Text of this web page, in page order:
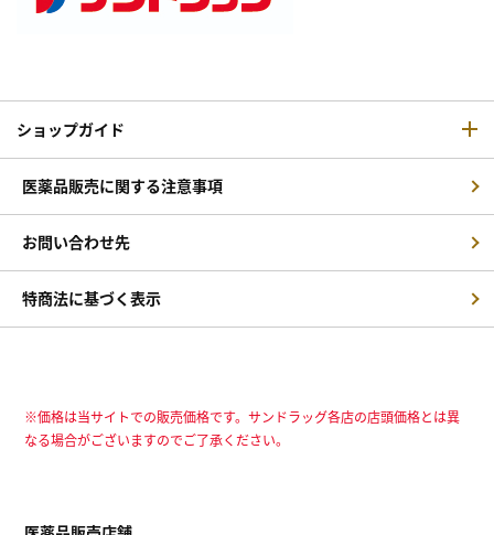
ショップガイド
医薬品販売に関する注意事項
お問い合わせ先
特商法に基づく表示
※価格は当サイトでの販売価格です。サンドラッグ各店の店頭価格とは異
なる場合がございますのでご了承ください。